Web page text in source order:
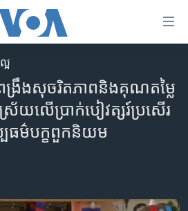
អ
ង្រឹងសុចរិតភាពនិងគុណតម្លៃ
ស្រ័យលើប្រាក់បៀវត្សរ៍ប្រសើរ
ធម៌បក្ខពួកនិយម